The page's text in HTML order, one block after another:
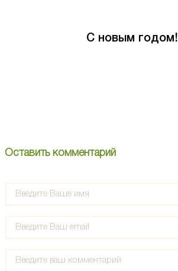
С новым годом!
Оставить комментарий